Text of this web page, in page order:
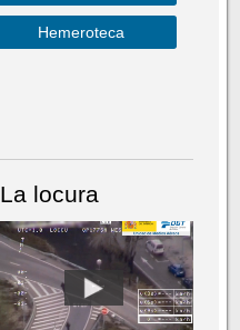
Hemeroteca
La locura